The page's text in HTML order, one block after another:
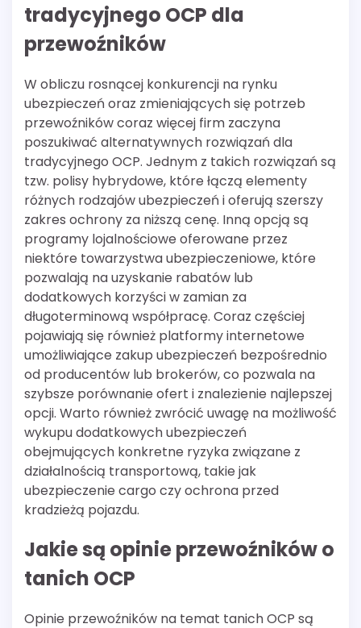
tradycyjnego OCP dla
przewoźników
W obliczu rosnącej konkurencji na rynku
ubezpieczeń oraz zmieniających się potrzeb
przewoźników coraz więcej firm zaczyna
poszukiwać alternatywnych rozwiązań dla
tradycyjnego OCP. Jednym z takich rozwiązań są
tzw. polisy hybrydowe, które łączą elementy
różnych rodzajów ubezpieczeń i oferują szerszy
zakres ochrony za niższą cenę. Inną opcją są
programy lojalnościowe oferowane przez
niektóre towarzystwa ubezpieczeniowe, które
pozwalają na uzyskanie rabatów lub
dodatkowych korzyści w zamian za
długoterminową współpracę. Coraz częściej
pojawiają się również platformy internetowe
umożliwiające zakup ubezpieczeń bezpośrednio
od producentów lub brokerów, co pozwala na
szybsze porównanie ofert i znalezienie najlepszej
opcji. Warto również zwrócić uwagę na możliwość
wykupu dodatkowych ubezpieczeń
obejmujących konkretne ryzyka związane z
działalnością transportową, takie jak
ubezpieczenie cargo czy ochrona przed
kradzieżą pojazdu.
Jakie są opinie przewoźników o
tanich OCP
Opinie przewoźników na temat tanich OCP są